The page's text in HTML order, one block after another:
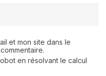
et mon site dans le
en résolvant le calcul